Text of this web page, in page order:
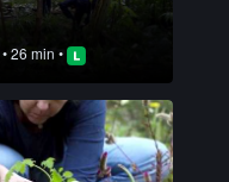
• 26 min •